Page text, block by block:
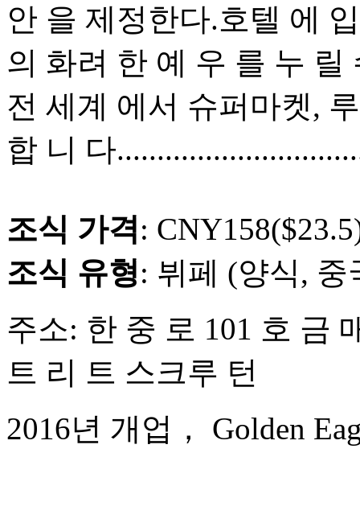
안 을 제정한다.호텔 에
의 화려 한 예 우 를 누 릴
전 세계 에서 슈퍼마켓,
합 니 다
조식 가격:
조식 유형: 뷔페 (양식, 중
주소: 한 중 로 101 호 금
트 리 트 스크루 턴
2016년 개업， Golden